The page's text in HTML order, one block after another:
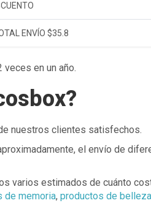
ENVÍO $35.8
en un año.
nuestros clientes satisfechos.
el envío de
varios estimados de cuánto
de memoria, productos de belleza